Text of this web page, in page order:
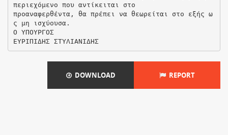
περιεχόμενο που αντίκειται στο
προαναφερθέντα, θα πρέπει να θεωρείται στο εξής ω
ς μη ισχύουσα.
Ο ΥΠΟΥΡΓΟΣ
ΕΥΡΙΠΙΔΗΣ ΣΤΥΛΙΑΝΙΔΗΣ
DOWNLOAD REPORT